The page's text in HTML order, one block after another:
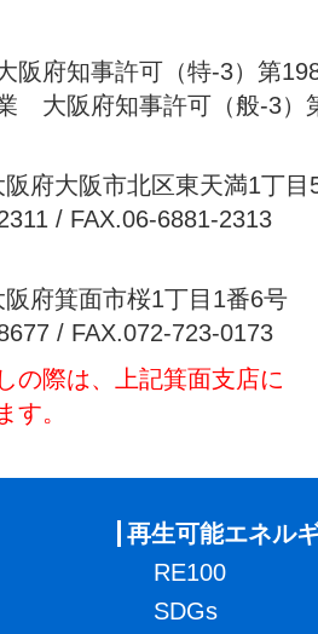
府知事許可（特-3）第
大阪府知事許可（般-3）
府大阪市北区東天満1丁目
/ FAX.06-6881-2313
府箕面市桜1丁目1番6号
/ FAX.072-723-0173
の際は、上記箕面支店に
す。
再生可能エネル
RE100
SDGs